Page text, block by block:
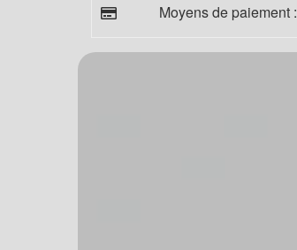
Moyens de paiement :